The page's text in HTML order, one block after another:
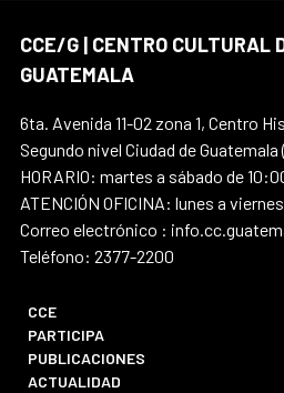
CCE/G | CENTRO CULTURAL
GUATEMALA
6ta. Avenida 11-02 zona 1, Centro
Segundo nivel Ciudad de Guatemala
HORARIO: martes a sábado de
ATENCIÓN OFICINA: lunes a
Correo electrónico :
Teléfono: 2377-2200
CCE
PARTICIPA
PUBLICACIONES
ACTUALIDAD